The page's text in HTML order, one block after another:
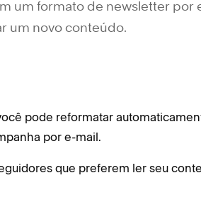
um formato de newsletter por
um novo conteúdo.
pode reformatar
por e-mail.
que preferem ler seu